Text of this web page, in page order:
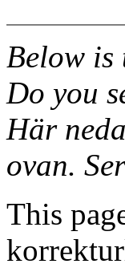
Below is
Do you
Här
ovan.
This